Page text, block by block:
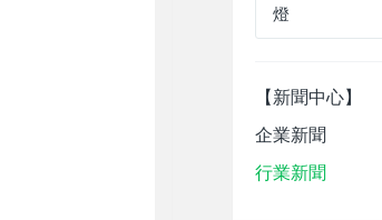
燈
【新聞中心】
企業新聞
行業新聞